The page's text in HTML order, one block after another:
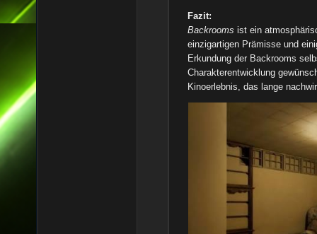
Fazit:
Backrooms ist ein
einzigartigen Prämisse und
Erkundung der Backrooms
Charakterentwicklung
Kinoerlebnis, das lange